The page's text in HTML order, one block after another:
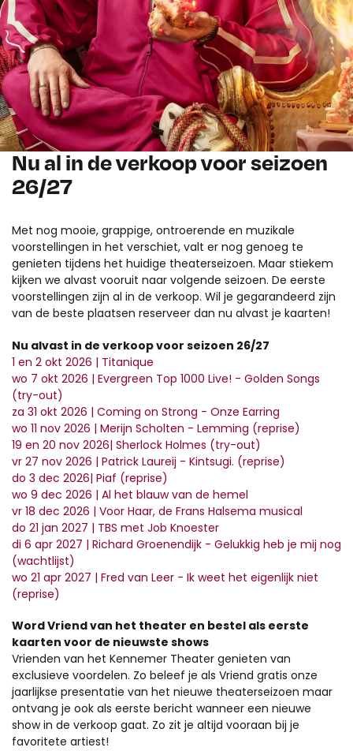
Nu al in de verkoop voor seizoen
26/27
Met nog mooie, grappige, ontroerende en muzikale
voorstellingen in het verschiet, valt er nog genoeg te
genieten tijdens het huidige theaterseizoen. Maar stiekem
kijken we alvast vooruit naar volgende seizoen. De eerste
voorstellingen zijn al in de verkoop. Wil je gegarandeerd zijn
van de beste plaatsen reserveer dan nu alvast je kaarten!
Nu alvast in de verkoop voor seizoen 26/27
1 en 2 okt 2026 | Titanique
wo 7 okt 2026 | Evergreen Top 1000 Live! - Golden Songs
(try-out)
za 31 okt 2026 | Coming on Strong - Onze Earring
wo 11 nov 2026 | Merijn Scholten - Lemming (reprise)
19 en 20 nov 2026| Sherlock Holmes (try-out)
vr 27 nov 2026 | Patrick Laureij - Kintsugi. (reprise)
do 3 dec 2026| Piaf (reprise)
wo 9 dec 2026 | Al het blauw van de hemel
vr 18 dec 2026 | Voor Haar, de Frans Halsema musical
do 21 jan 2027 | TBS met Job Knoester
di 6 apr 2027 | Richard Groenendijk - Gelukkig heb je mij nog
(wachtlijst)
wo 21 apr 2027 | Fred van Leer - Ik weet het eigenlijk niet
(reprise)
Word Vriend van het theater en bestel als eerste
kaarten voor de nieuwste shows
Vrienden van het Kennemer Theater genieten van
exclusieve voordelen. Zo beleef je als Vriend gratis onze
jaarlijkse presentatie van het nieuwe theaterseizoen maar
ontvang je ook als eerste bericht wanneer een nieuwe
show in de verkoop gaat. Zo zit je altijd vooraan bij je
favoritete artiest!